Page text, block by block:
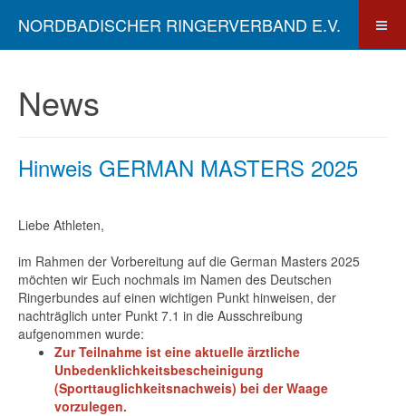
NORDBADISCHER RINGERVERBAND E.V.
News
Hinweis GERMAN MASTERS 2025
Liebe Athleten,
im Rahmen der Vorbereitung auf die German Masters 2025
möchten wir Euch nochmals im Namen des Deutschen
Ringerbundes auf einen wichtigen Punkt hinweisen, der
nachträglich unter Punkt 7.1 in die Ausschreibung
aufgenommen wurde:
Zur Teilnahme ist eine aktuelle ärztliche
Unbedenklichkeitsbescheinigung
(Sporttauglichkeitsnachweis) bei der Waage
vorzulegen.